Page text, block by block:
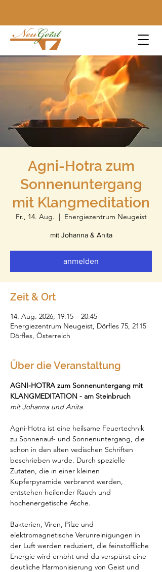
Agni-Hotra zum
Sonnenuntergang
mit Klangmeditation
Fr., 14. Aug.
  |
Energiezentrum Neugeist
mit Johanna & Anita
anmelden
Zeit & Ort
14. Aug. 2026, 19:15 – 20:45
Energiezentrum Neugeist, Dörfles 75, 2115
Dörfles, Österreich
Über die Veranstaltung
AGNI-HOTRA zum Sonnenuntergang mit
KLANGMEDITATION - am Steinbruch
mit Johanna und Anita
Agni-Hotra ist eine heilsame Feuertechnik
zu Sonnenauf- und Sonnenuntergang, die
schon in den alten vedischen Schriften
beschrieben wurde. Durch spezielle
Zutaten, die in einer kleinen
Kupferpyramide verbrannt werden,
entstehen heilender Rauch und
hochenergetische Asche.
Bakterien, Viren, Pilze und
elektromagnetische Verunreinigungen in
der Luft werden reduziert, die feinstoffliche
Energie wird erhöht und du verspürst eine
deutliche Harmonisierung von Geist und